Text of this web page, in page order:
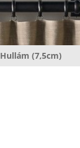
Hullám (7,5cm)